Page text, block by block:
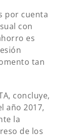
por cuenta
con
es
tan
concluye,
año 2017,
la
de los